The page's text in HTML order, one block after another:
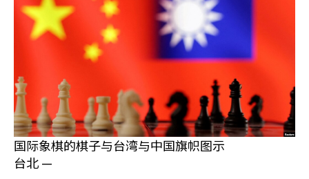
国际象棋的棋子与台湾与中国旗帜图示
台北 —